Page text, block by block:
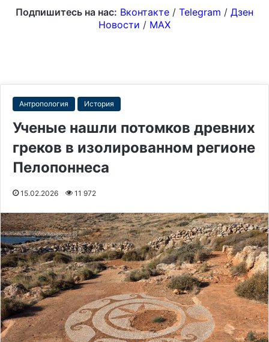
Подпишитесь на нас: Вконтакте / Telegram / Дзен
Новости / MAX